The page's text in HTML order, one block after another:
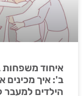
איחוד
ב': איך מכינים
הילדים למעבר